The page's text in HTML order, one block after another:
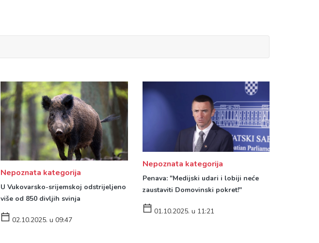
Nepoznata kategorija
U Vukovarsko-srijemskoj odstrijeljeno
više od 850 divljih svinja
02.10.2025. u 09:47
Nepoznata kategorija
Penava: "Medijski udari i lobiji neće
zaustaviti Domovinski pokret!"
01.10.2025. u 11:21